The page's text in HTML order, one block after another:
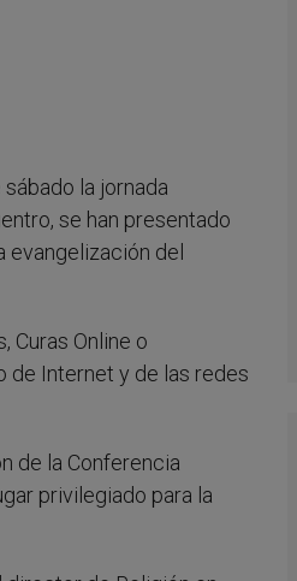
la jornada
se han presentado
evangelización del
Curas Online o
de Internet y de las redes
de la Conferencia
privilegiado para la